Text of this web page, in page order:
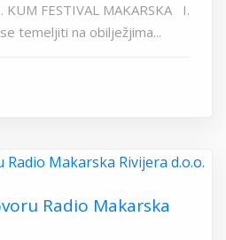
FESTIVAL MAKARSKA I.
temeljiti na obilježjima...
Radio Makarska